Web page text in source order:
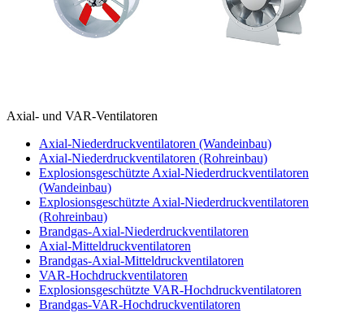
Axial- und VAR-Ventilatoren
Axial-Niederdruckventilatoren (Wandeinbau)
Axial-Niederdruckventilatoren (Rohreinbau)
Explosionsgeschützte Axial-Niederdruckventilatoren
(Wandeinbau)
Explosionsgeschützte Axial-Niederdruckventilatoren
(Rohreinbau)
Brandgas-Axial-Niederdruckventilatoren
Axial-Mitteldruckventilatoren
Brandgas-Axial-Mitteldruckventilatoren
VAR-Hochdruckventilatoren
Explosionsgeschützte VAR-Hochdruckventilatoren
Brandgas-VAR-Hochdruckventilatoren